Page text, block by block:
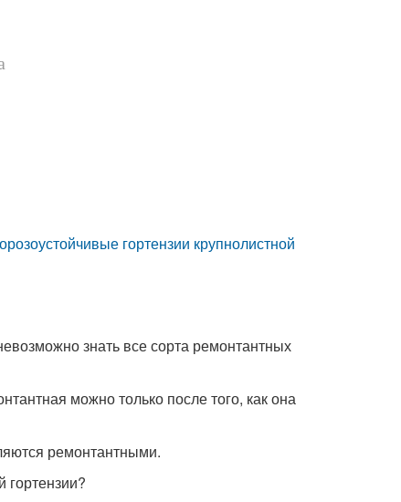
гортензии крупнолистной
знать все сорта ремонтантных
можно только после того, как она
ремонтантными.
гортензии?